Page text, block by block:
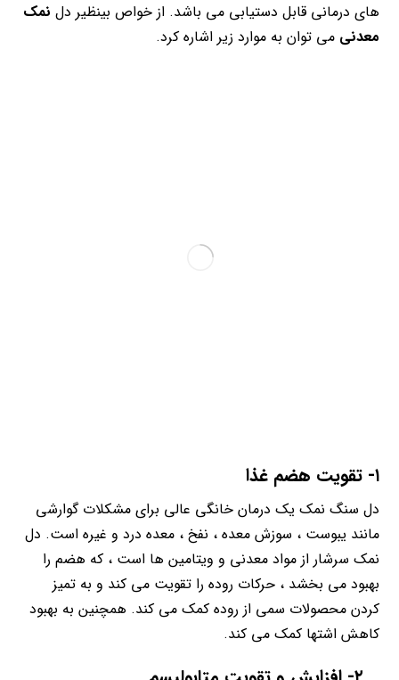
های درمانی قابل دستیابی می باشد. از خواص بینظیر دل نمک
معدنی می توان به موارد زیر اشاره کرد.
۱- تقویت هضم غذا
دل سنگ نمک یک درمان خانگی عالی برای مشکلات گوارشی
مانند یبوست ، سوزش معده ، نفخ ، معده درد و غیره است. دل
نمک سرشار از مواد معدنی و ویتامین ها است ، که هضم را
بهبود می بخشد ، حرکات روده را تقویت می کند و به تمیز
کردن محصولات سمی از روده کمک می کند. همچنین به بهبود
کاهش اشتها کمک می کند.